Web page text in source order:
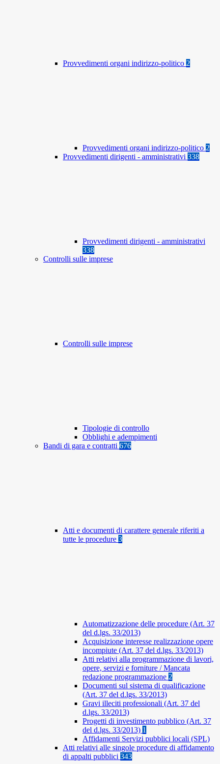
Provvedimenti organi indirizzo-politico 2
Provvedimenti organi indirizzo-politico 2
Provvedimenti dirigenti - amministrativi 338
Provvedimenti dirigenti - amministrativi
338
Controlli sulle imprese
Controlli sulle imprese
Tipologie di controllo
Obblighi e adempimenti
Bandi di gara e contratti 676
Atti e documenti di carattere generale riferiti a
tutte le procedure 3
Automatizzazione delle procedure (Art. 37
del d.lgs. 33/2013)
Acquisizione interesse realizzazione opere
incompiute (Art. 37 del d.lgs. 33/2013)
Atti relativi alla programmazione di lavori,
opere, servizi e forniture / Mancata
redazione programmazione 2
Documenti sul sistema di qualificazione
(Art. 37 del d.lgs. 33/2013)
Gravi illeciti professionali (Art. 37 del
d.lgs. 33/2013)
Progetti di investimento pubblico (Art. 37
del d.lgs. 33/2013) 1
Affidamenti Servizi pubblici locali (SPL)
Atti relativi alle singole procedure di affidamento
di appalti pubblici 343